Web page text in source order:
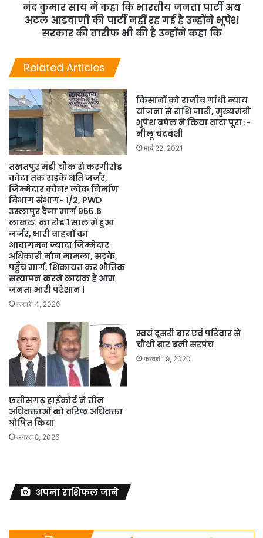
नंद कुमार साय ने कहा कि भारतीय जनता पार्टी अब
अटल आडवाणी की पार्टी नहीं रह गई है उन्होंने भूपेश
सरकार की तारीफ भी की है उन्होंने कहा कि
Related Articles
तखतपुर मंडी चौक से करगीरोड
कोटा तक सड़के अति जर्जर,
जिम्मेदार कौन? लोक निर्माण
विभाग संभाग- 1/2, PWD
उस्लापुर दैजा मार्ग 955.6
लाखरु. का रोड 1 साल में हुआ
जर्जर, भारी वाहनों का
आवागमन ज्यादा जिम्मेदार
अधिकारी मौन मामला, सड़के,
पहुँच मार्ग, शिकायत कर भौतिक
सत्यापन करने लायक हैं आम
जनता भारी परेशान l
फ़रवरी 4, 2026
किसानों को राजीव गांधी न्याय
योजना से राशि जारी, मुख्यमंत्री
भुपेश बघेल ने किया वादा पूरा :-
नीलू चंद्रवंशी
मार्च 22, 2021
छत्तीसगढ़ हाईकोर्ट ने तीन
अधिवक्ताओं को वरिष्ठ अधिवक्ता
घोषित किया
अगस्त 8, 2025
स्वयं दूसरी बार एवं परिवार से
चौथी बार बनी सरपंच
फ़रवरी 19, 2020
अपना राशिफल जाने